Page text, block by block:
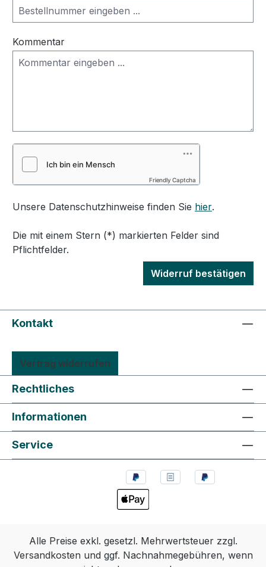
Kommentar
Friendly Captcha
Unsere Datenschutzhinweise finden Sie hier.
Die mit einem Stern (*) markierten Felder sind
Pflichtfelder.
Widerruf bestätigen
Kontakt
Vertrag widerrufen
Rechtliches
Informationen
Service
Alle Preise exkl. gesetzl. Mehrwertsteuer zzgl.
Versandkosten und ggf. Nachnahmegebühren, wenn